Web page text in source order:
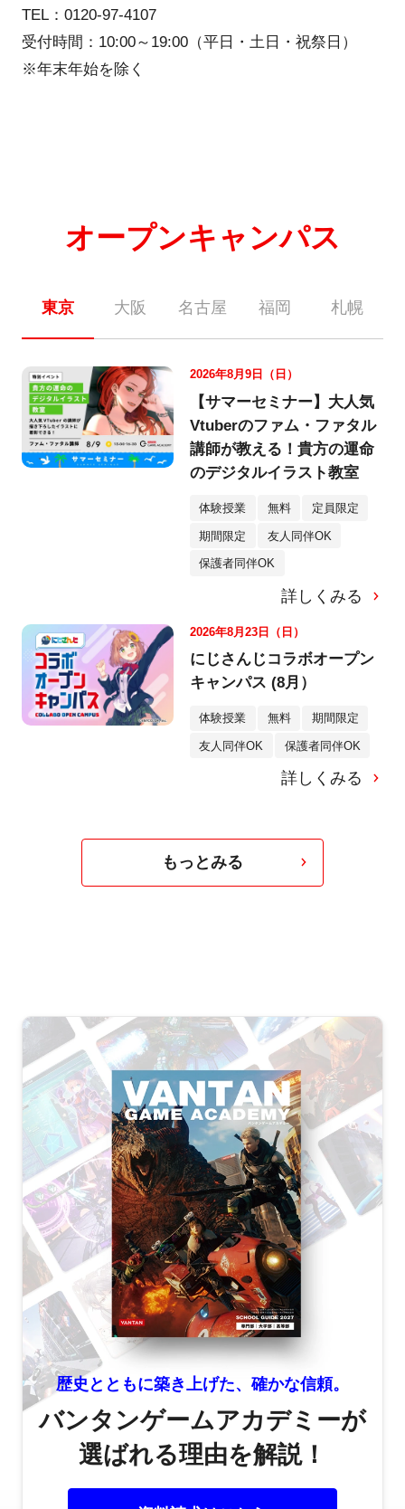
TEL：0120-97-4107
受付時間：10:00～19:00（平日・土日・祝祭日）
※年末年始を除く
オープンキャンパス
東京 大阪 名古屋 福岡 札幌
2026年8月9日（日）
【サマーセミナー】大人気
Vtuberのファム・ファタル
講師が教える！貴方の運命
のデジタルイラスト教室
体験授業 無料 定員限定
期間限定 友人同伴OK
保護者同伴OK
詳しくみる
2026年8月23日（日）
にじさんじコラボオープン
キャンパス (8月）
体験授業 無料 期間限定
友人同伴OK 保護者同伴OK
詳しくみる
もっとみる
歴史とともに築き上げた、確かな信頼。
バンタンゲームアカデミーが
選ばれる理由を解説！